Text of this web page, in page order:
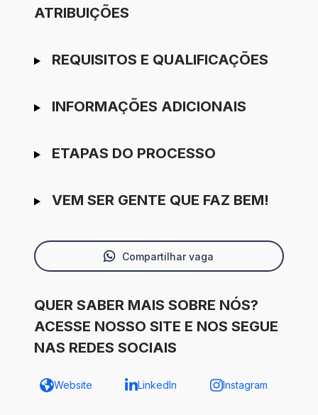
ATRIBUIÇÕES
REQUISITOS E QUALIFICAÇÕES
INFORMAÇÕES ADICIONAIS
ETAPAS DO PROCESSO
VEM SER GENTE QUE FAZ BEM!
Compartilhar vaga
QUER SABER MAIS SOBRE NÓS?
ACESSE NOSSO SITE E NOS SEGUE
NAS REDES SOCIAIS
Website LinkedIn Instagram